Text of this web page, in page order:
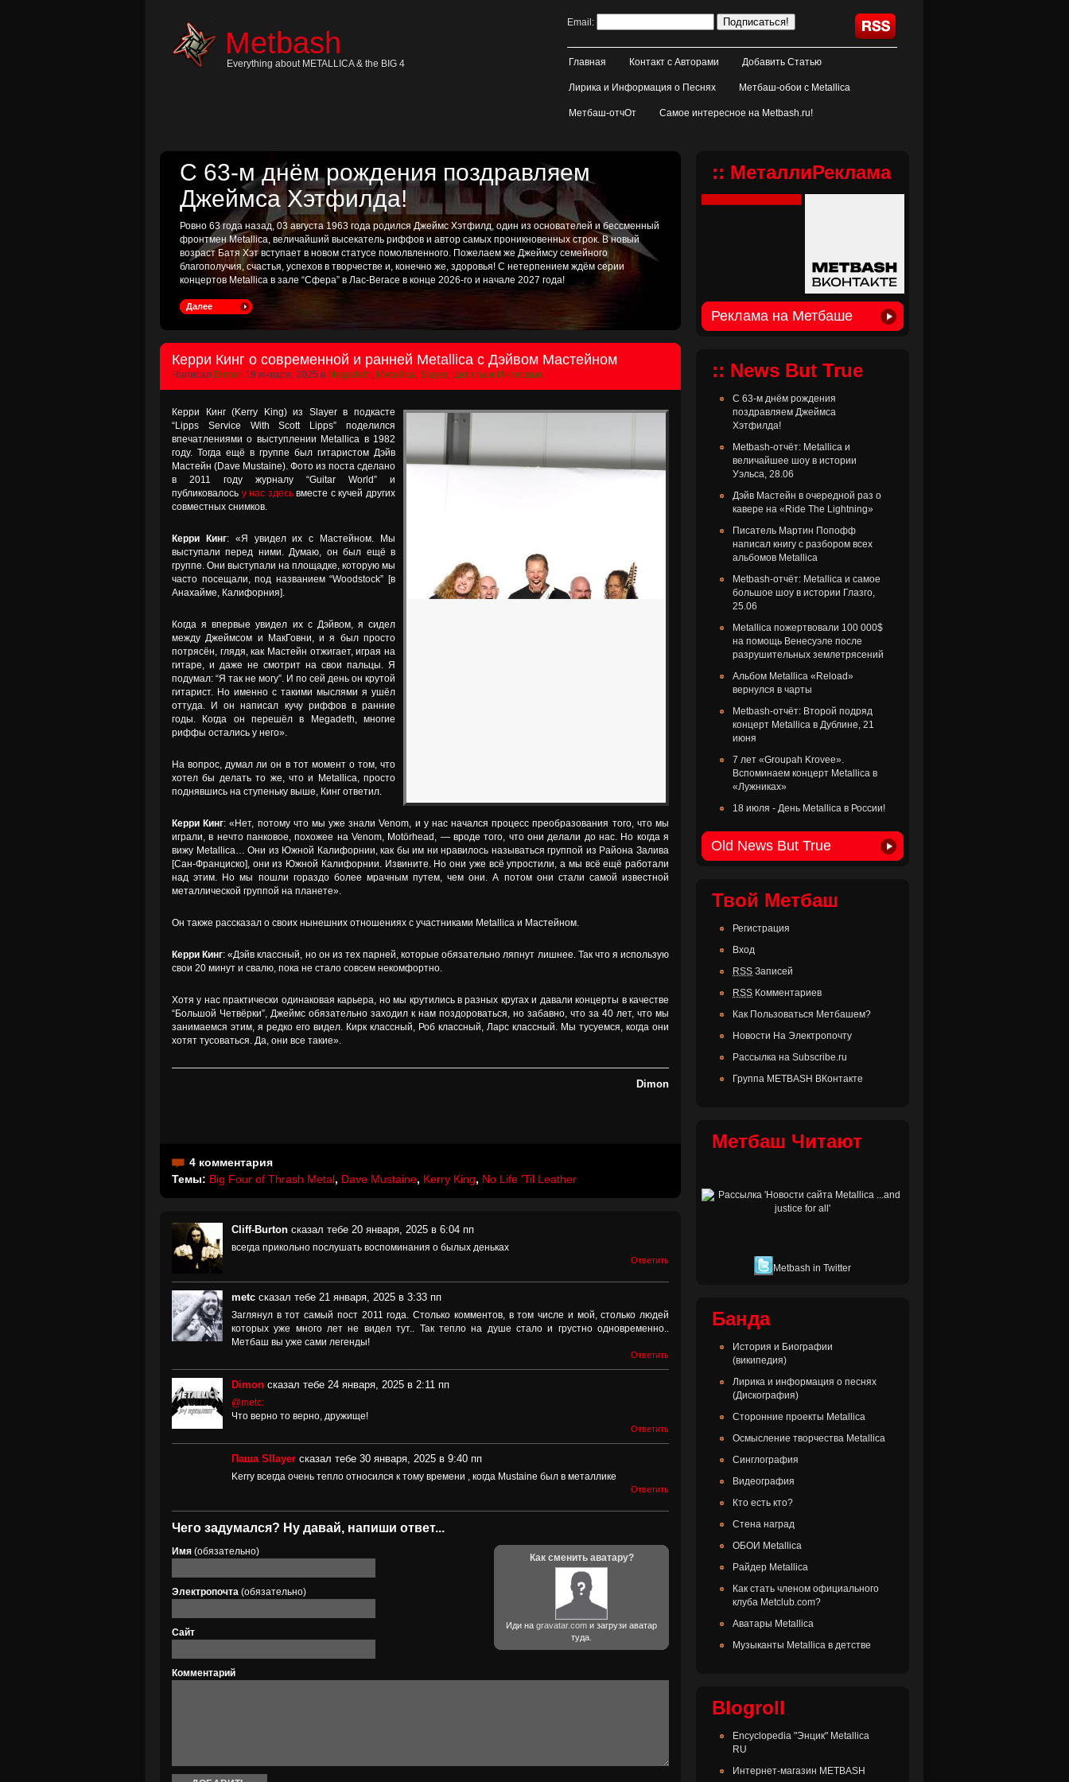
Metbash
Everything about METALLICA & the BIG 4
Email:
Главная Контакт с Авторами Добавить Статью
Лирика и Информация о Песнях Метбаш-обои с Metallica
Метбаш-отчОт Самое интересное на Metbash.ru!
С 63-м днём рождения поздравляем
Джеймса Хэтфилда!
Ровно 63 года назад, 03 августа 1963 года родился Джеймс Хэтфилд, один из основателей и бессменный
фронтмен Metallica, величайший высекатель риффов и автор самых проникновенных строк. В новый
возраст Батя Хэт вступает в новом статусе помолвленного. Пожелаем же Джеймсу семейного
благополучия, счастья, успехов в творчестве и, конечно же, здоровья! С нетерпением ждём серии
концертов Metallica в зале “Сфера” в Лас-Вегасе в конце 2026-го и начале 2027 года!
Далее
Керри Кинг о современной и ранней Metallica с Дэйвом Мастейном
Написал Dimon 19 января, 2025 в Megadeth, Metallica, Slayer, Цитаты и Интервью
Керри Кинг (Kerry King) из Slayer в подкасте
“Lipps Service With Scott Lipps” поделился
впечатлениями о выступлении Metallica в 1982
году. Тогда ещё в группе был гитаристом Дэйв
Мастейн (Dave Mustaine). Фото из поста сделано
в 2011 году журналу “Guitar World” и
публиковалось у нас здесьвместе с кучей других
совместных снимков.
Керри Кинг: «Я увидел их с Мастейном. Мы
выступали перед ними. Думаю, он был ещё в
группе. Они выступали на площадке, которую мы
часто посещали, под названием “Woodstock” [в
Анахайме, Калифорния].
Когда я впервые увидел их с Дэйвом, я сидел
между Джеймсом и МакГовни, и я был просто
потрясён, глядя, как Мастейн отжигает, играя на
гитаре, и даже не смотрит на свои пальцы. Я
подумал: “Я так не могу”. И по сей день он крутой
гитарист. Но именно с такими мыслями я ушёл
оттуда. И он написал кучу риффов в ранние
годы. Когда он перешёл в Megadeth, многие
риффы остались у него».
На вопрос, думал ли он в тот момент о том, что
хотел бы делать то же, что и Metallica, просто
поднявшись на ступеньку выше, Кинг ответил.
Керри Кинг: «Нет, потому что мы уже знали Venom, и у нас начался процесс преобразования того, что мы
играли, в нечто панковое, похожее на Venom, Motörhead, — вроде того, что они делали до нас. Но когда я
вижу Metallica… Они из Южной Калифорнии, как бы им ни нравилось называться группой из Района Залива
[Сан-Франциско], они из Южной Калифорнии. Извините. Но они уже всё упростили, а мы всё ещё работали
над этим. Но мы пошли гораздо более мрачным путем, чем они. А потом они стали самой известной
металлической группой на планете».
Он также рассказал о своих нынешних отношениях с участниками Metallica и Мастейном.
Керри Кинг: «Дэйв классный, но он из тех парней, которые обязательно ляпнут лишнее. Так что я использую
свои 20 минут и свалю, пока не стало совсем некомфортно.
Хотя у нас практически одинаковая карьера, но мы крутились в разных кругах и давали концерты в качестве
“Большой Четвёрки”, Джеймс обязательно заходил к нам поздороваться, но забавно, что за 40 лет, что мы
занимаемся этим, я редко его видел. Кирк классный, Роб классный, Ларс классный. Мы тусуемся, когда они
хотят тусоваться. Да, они все такие».
Dimon
4 комментария
Темы: Big Four of Thrash Metal, Dave Mustaine, Kerry King, No Life 'Til Leather
Cliff-Burton сказал тебе 20 января, 2025 в 6:04 пп
всегда прикольно послушать воспоминания о былых деньках
Ответить
metc сказал тебе 21 января, 2025 в 3:33 пп
Заглянул в тот самый пост 2011 года. Столько комментов, в том числе и мой, столько людей
которых уже много лет не видел тут.. Так тепло на душе стало и грустно одновременно..
Метбаш вы уже сами легенды!
Ответить
Dimon сказал тебе 24 января, 2025 в 2:11 пп
@metc:
Что верно то верно, дружище!
Ответить
Паша Sllayer сказал тебе 30 января, 2025 в 9:40 пп
Kerry всегда очень тепло относился к тому времени , когда Mustaine был в металлике
Ответить
Чего задумался? Ну давай, напиши ответ...
Как сменить аватару?
Иди на gravatar.com и загрузи аватар
туда.
Имя (обязательно)
Электропочта (обязательно)
Сайт
Комментарий
:: МеталлиРеклама
Реклама на Метбаше
:: News But True
С 63-м днём рождения
поздравляем Джеймса
Хэтфилда!
Metbash-отчёт: Metallica и
величайшее шоу в истории
Уэльса, 28.06
Дэйв Мастейн в очередной раз о
кавере на «Ride The Lightning»
Писатель Мартин Попофф
написал книгу с разбором всех
альбомов Metallica
Metbash-отчёт: Metallica и самое
большое шоу в истории Глазго,
25.06
Metallica пожертвовали 100 000$
на помощь Венесуэле после
разрушительных землетрясений
Альбом Metallica «Reload»
вернулся в чарты
Metbash-отчёт: Второй подряд
концерт Metallica в Дублине, 21
июня
7 лет «Groupah Krovee».
Вспоминаем концерт Metallica в
«Лужниках»
18 июля - День Metallica в России!
Old News But True
Твой Метбаш
Регистрация
Вход
RSS Записей
RSS Комментариев
Как Пользоваться Метбашем?
Новости На Электропочту
Рассылка на Subscribe.ru
Группа METBASH ВКонтакте
Метбаш Читают
Metbash in Twitter
Банда
История и Биографии
(википедия)
Лирика и информация о песнях
(Дискография)
Сторонние проекты Metallica
Осмысление творчества Metallica
Синглография
Видеография
Кто есть кто?
Стена наград
ОБОИ Metallica
Райдер Metallica
Как стать членом официального
клуба Metclub.com?
Аватары Metallica
Музыканты Metallica в детстве
Blogroll
Encyclopedia "Энцик" Metallica
RU
Интернет-магазин METBASH